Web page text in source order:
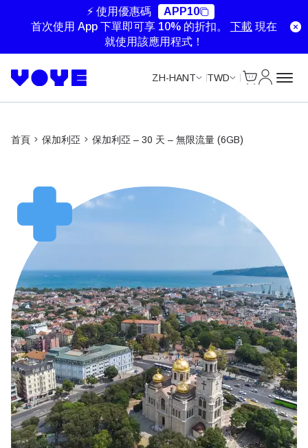
⚡ 使用優惠碼
APP10
首次使用 App 下單即可享 10% 的折扣。 下載 現在
就使用該應用程式！
ZH-HANT TWD
首頁 保加利亞 保加利亞 – 30 天 – 無限流量 (6GB)